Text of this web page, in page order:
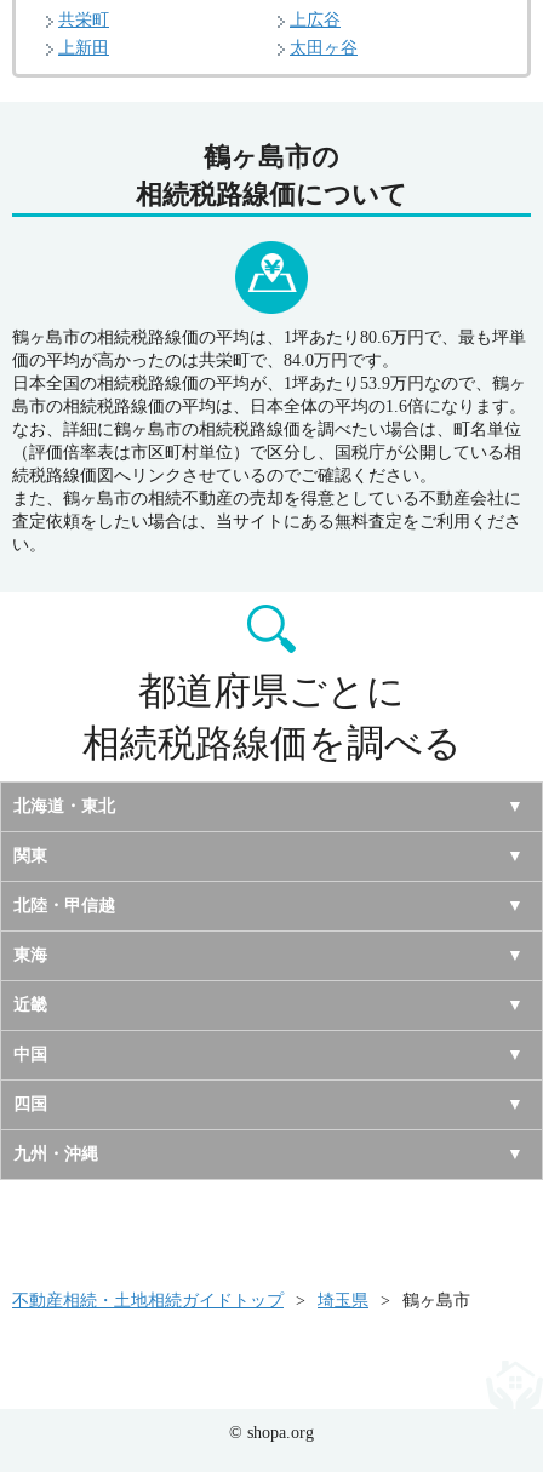
共栄町
上広谷
上新田
太田ヶ谷
鶴ヶ島市の
相続税路線価について
鶴ヶ島市の相続税路線価の平均は、1坪あたり80.6万円で、最も坪単
価の平均が高かったのは共栄町で、84.0万円です。
日本全国の相続税路線価の平均が、1坪あたり53.9万円なので、鶴ヶ
島市の相続税路線価の平均は、日本全体の平均の1.6倍になります。
なお、詳細に鶴ヶ島市の相続税路線価を調べたい場合は、町名単位
（評価倍率表は市区町村単位）で区分し、国税庁が公開している相
続税路線価図へリンクさせているのでご確認ください。
また、鶴ヶ島市の相続不動産の売却を得意としている不動産会社に
査定依頼をしたい場合は、当サイトにある無料査定をご利用くださ
い。
都道府県ごとに
相続税路線価を調べる
北海道・東北
北海道
青森県
岩手県
宮城県
秋田県
山形県
福島県
関東
東京都
神奈川県
千葉県
埼玉県
茨城県
栃木県
北陸・甲信越
山梨県
長野県
新潟県
富山県
石川県
東海
愛知県
岐阜県
三重県
静岡県
近畿
大阪府
京都府
兵庫県
和歌山県
中国
鳥取県
島根県
山口県
四国
徳島県
高知県
九州・沖縄
長崎県
不動産相続・土地相続ガイドトップ 埼玉県 鶴ヶ島市
© shopa.org